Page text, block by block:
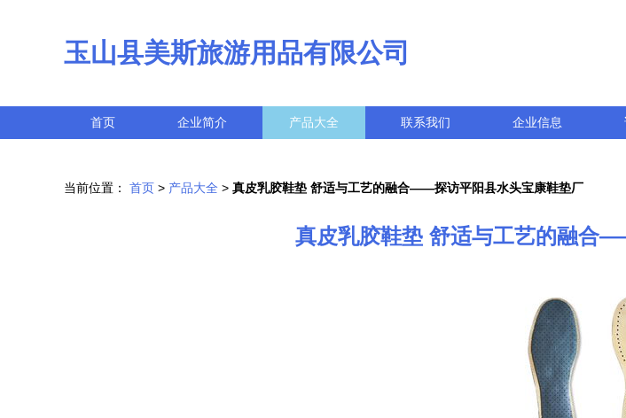
玉山县美斯旅游用品有限公司
首页 企业简介 产品大全 联系我们 企业信息
当前位置： 首页 > 产品大全 > 真皮乳胶鞋垫 舒适与工艺的融合——探访平阳县水头宝康鞋垫厂
真皮乳胶鞋垫 舒适与工艺的融合